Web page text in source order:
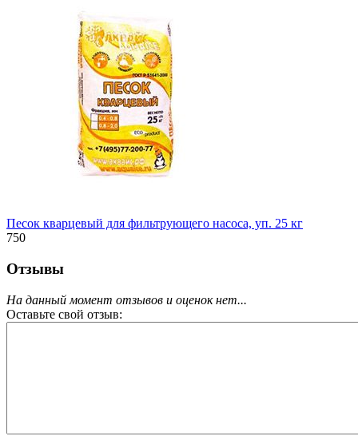
Песок кварцевый для фильтрующего насоса, уп. 25 кг
750
Отзывы
На данный момент отзывов и оценок нет...
Оставьте свой отзыв: